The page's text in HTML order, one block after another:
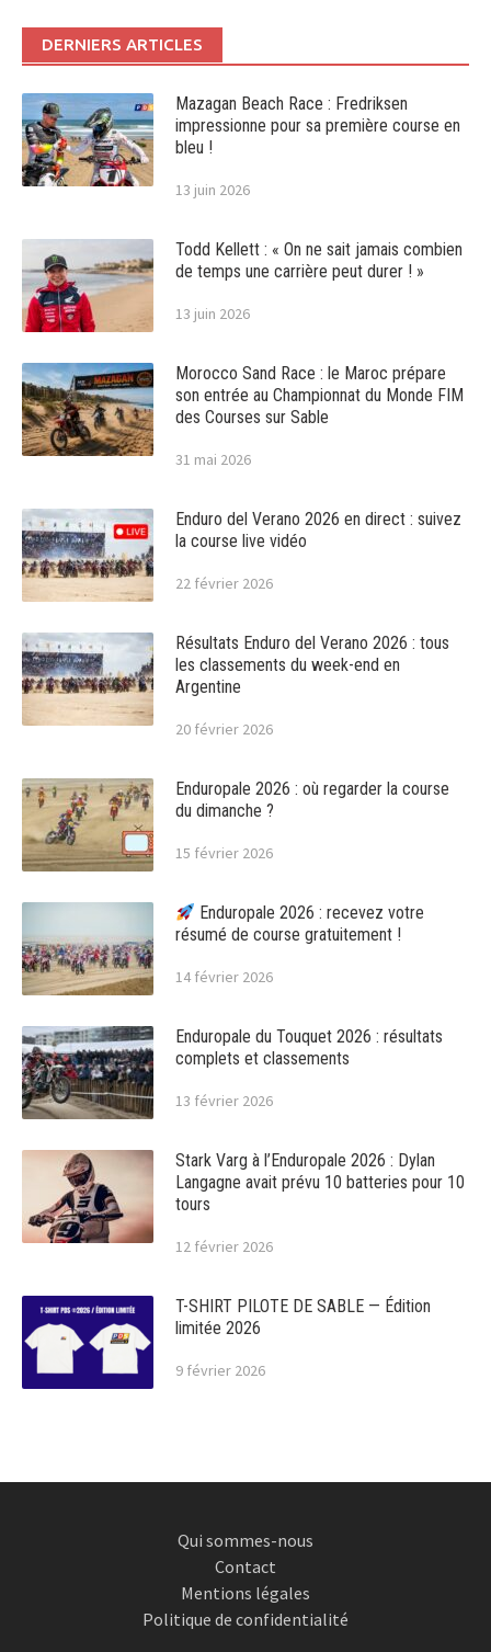
DERNIERS ARTICLES
Mazagan Beach Race : Fredriksen
impressionne pour sa première course en
bleu !
13 juin 2026
Todd Kellett : « On ne sait jamais combien
de temps une carrière peut durer ! »
13 juin 2026
Morocco Sand Race : le Maroc prépare
son entrée au Championnat du Monde FIM
des Courses sur Sable
31 mai 2026
Enduro del Verano 2026 en direct : suivez
la course live vidéo
22 février 2026
Résultats Enduro del Verano 2026 : tous
les classements du week-end en
Argentine
20 février 2026
Enduropale 2026 : où regarder la course
du dimanche ?
15 février 2026
Enduropale 2026 : recevez votre
résumé de course gratuitement !
14 février 2026
Enduropale du Touquet 2026 : résultats
complets et classements
13 février 2026
Stark Varg à l’Enduropale 2026 : Dylan
Langagne avait prévu 10 batteries pour 10
tours
12 février 2026
T-SHIRT PILOTE DE SABLE — Édition
limitée 2026
9 février 2026
Qui sommes-nous
Contact
Mentions légales
Politique de confidentialité